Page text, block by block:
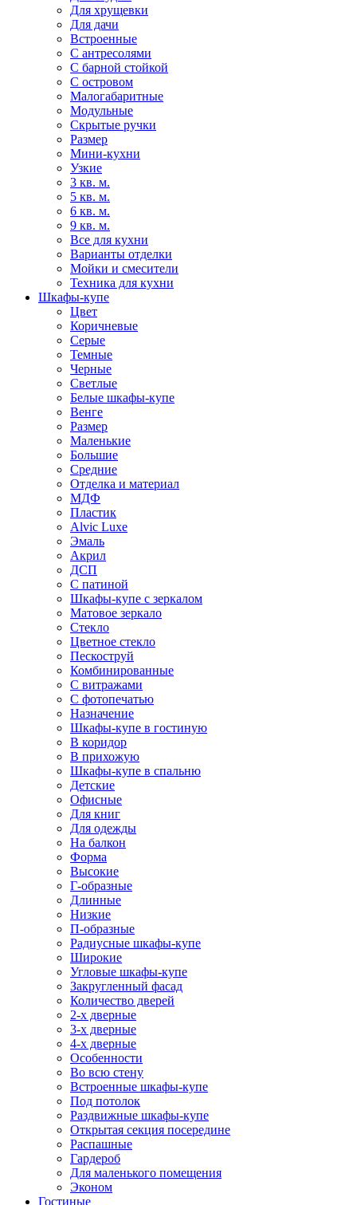
Для хрущевки
Для дачи
Встроенные
С антресолями
С барной стойкой
С островом
Малогабаритные
Модульные
Скрытые ручки
Размер
Мини-кухни
Узкие
3 кв. м.
5 кв. м.
6 кв. м.
9 кв. м.
Все для кухни
Варианты отделки
Мойки и смесители
Техника для кухни
Шкафы-купе
Цвет
Коричневые
Серые
Темные
Черные
Светлые
Белые шкафы-купе
Венге
Размер
Маленькие
Большие
Средние
Отделка и материал
МДФ
Пластик
Alvic Luxe
Эмаль
Акрил
ДСП
С патиной
Шкафы-купе с зеркалом
Матовое зеркало
Стекло
Цветное стекло
Пескоструй
Комбинированные
С витражами
С фотопечатью
Назначение
Шкафы-купе в гостиную
В коридор
В прихожую
Шкафы-купе в спальню
Детские
Офисные
Для книг
Для одежды
На балкон
Форма
Высокие
Г-образные
Длинные
Низкие
П-образные
Радиусные шкафы-купе
Широкие
Угловые шкафы-купе
Закругленный фасад
Количество дверей
2-х дверные
3-х дверные
4-х дверные
Особенности
Во всю стену
Встроенные шкафы-купе
Под потолок
Раздвижные шкафы-купе
Открытая секция посередине
Распашные
Гардероб
Для маленького помещения
Эконом
Гостиные